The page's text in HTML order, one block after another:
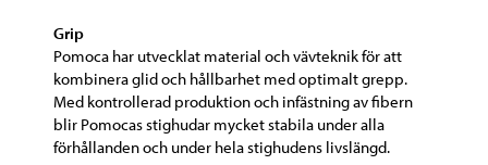
Grip
Pomoca har utvecklat material och vävteknik för att
kombinera glid och hållbarhet med optimalt grepp.
Med kontrollerad produktion och infästning av fibern
blir Pomocas stighudar mycket stabila under alla
förhållanden och under hela stighudens livslängd.